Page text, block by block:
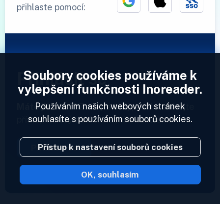
přihlaste pomocí:
Přihlásit se
Máte již účet?Zadejte svůj profil a získejte
přístup ke svým informačním kanálům.
Přihlásit se
2023 © Inoreader
Soubory cookies používáme k
vylepšení funkčnosti Inoreader.
Používáním našich webových stránek
souhlasíte s používáním souborů cookies.
Přístup k nastavení souborů cookies
OK, souhlasím